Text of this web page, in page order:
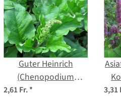
Guter Heinrich
(Chenopodium
bonus-henricus) Bio
2,61 Fr.* 3,31